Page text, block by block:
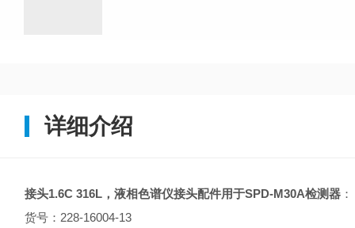
详细介绍
接头1.6C 316L， 液相色谱仪接头配件用于SPD-M30A检测器：
货号：228-16004-13